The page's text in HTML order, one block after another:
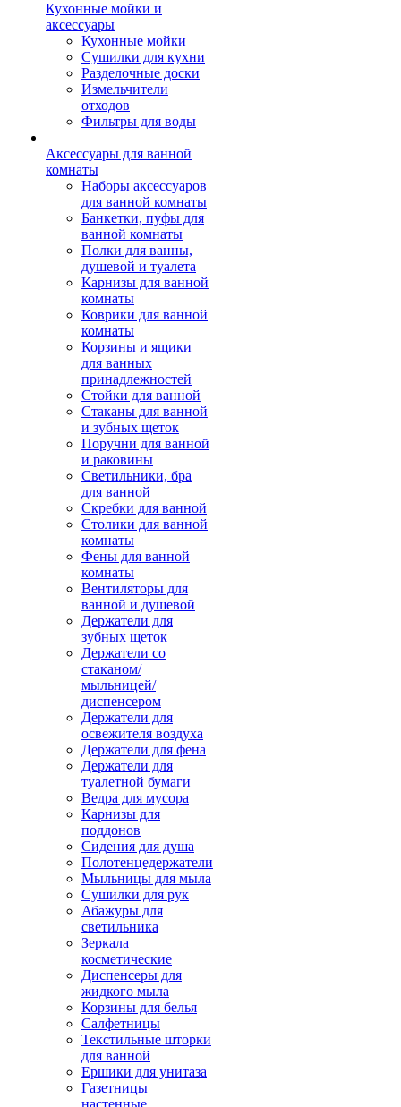
Кухонные мойки и
аксессуары
Кухонные мойки
Сушилки для кухни
Разделочные доски
Измельчители
отходов
Фильтры для воды
Аксессуары для ванной
комнаты
Наборы аксессуаров
для ванной комнаты
Банкетки, пуфы для
ванной комнаты
Полки для ванны,
душевой и туалета
Карнизы для ванной
комнаты
Коврики для ванной
комнаты
Корзины и ящики
для ванных
принадлежностей
Стойки для ванной
Стаканы для ванной
и зубных щеток
Поручни для ванной
и раковины
Светильники, бра
для ванной
Скребки для ванной
Столики для ванной
комнаты
Фены для ванной
комнаты
Вентиляторы для
ванной и душевой
Держатели для
зубных щеток
Держатели со
стаканом/
мыльницей/
диспенсером
Держатели для
освежителя воздуха
Держатели для фена
Держатели для
туалетной бумаги
Ведра для мусора
Карнизы для
поддонов
Сидения для душа
Полотенцедержатели
Мыльницы для мыла
Сушилки для рук
Абажуры для
светильника
Зеркала
косметические
Диспенсеры для
жидкого мыла
Корзины для белья
Салфетницы
Текстильные шторки
для ванной
Ершики для унитаза
Газетницы
настенные